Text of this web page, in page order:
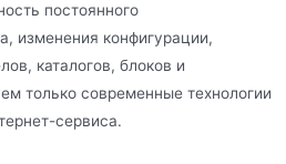
постоянного
изменения конфигурации,
каталогов, блоков и
только современные технологии
сервиса.